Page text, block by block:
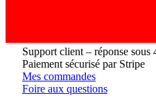
Support client – réponse sous
Paiement sécurisé par Stripe
Mes commandes
Foire aux questions